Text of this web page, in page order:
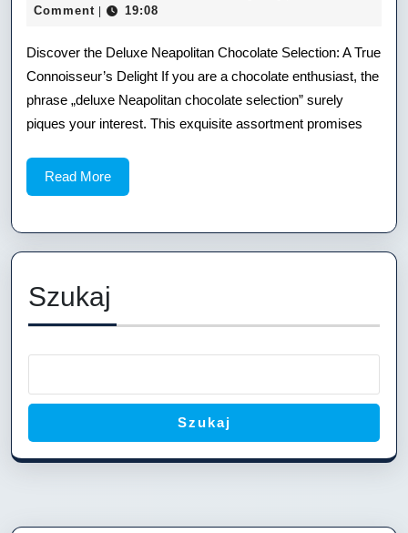
A
25
Comment
19:08
Discover the Deluxe Neapolitan Chocolate Selection: A True
Connoisseur’s Delight If you are a chocolate enthusiast, the
phrase „deluxe Neapolitan chocolate selection” surely
piques your interest. This exquisite assortment promises
Read MoreRead
More
Szukaj
Szukaj